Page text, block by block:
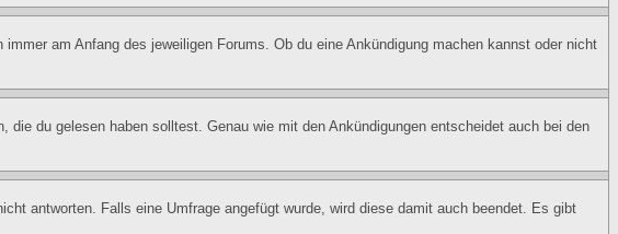
am Anfang des jeweiligen Forums. Ob du eine Ankündigung machen kannst oder nicht
du gelesen haben solltest. Genau wie mit den Ankündigungen entscheidet auch bei den
antworten. Falls eine Umfrage angefügt wurde, wird diese damit auch beendet. Es gibt